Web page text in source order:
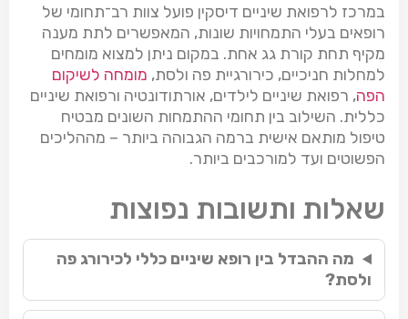
במרכז לרפואת שיניים דיסקין פועל צוות רב־תחומי של
רופאים בעלי התמחויות שונות, המאפשרים לתת מענה
מקיף תחת קורת גג אחת. במקום ניתן למצוא מומחים
למחלות חניכיים, כירורגיית פה ולסת, מומחה לשיקום
הפה, רפואת שיניים לילדים, אורתודונטיה ורפואת שיניים
כללית. השילוב בין תחומי ההתמחות השונים מבטיח
טיפול מותאם אישית ברמה הגבוהה ביותר – מההליכים
הפשוטים ועד למורכבים ביותר.
שאלות ותשובות נפוצות
מה ההבדל בין רופא שיניים כללי לכירורג פה
ולסת?